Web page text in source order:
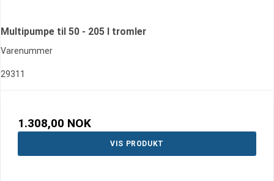
Multipumpe til 50 - 205 l tromler
Varenummer
29311
1.308,00 NOK
VIS PRODUKT